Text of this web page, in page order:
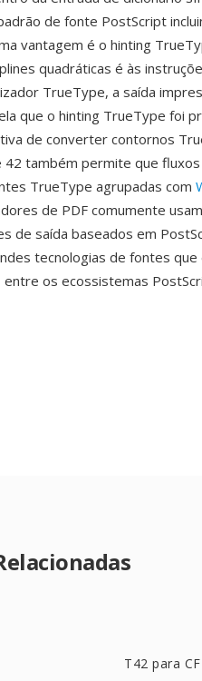
de fonte PostScript
vantagem é o hinting
quadráticas é às
TrueType, a saída
que o hinting TrueType foi
de converter contornos
42 também permite que
TrueType agrupadas com
de PDF comumente
de saída baseados em
tecnologias de fontes que
os ecossistemas
T42 para